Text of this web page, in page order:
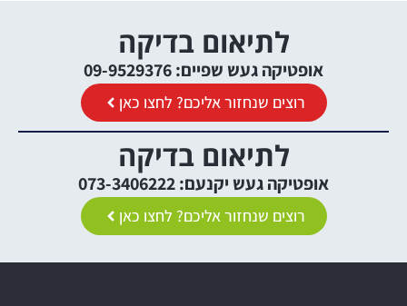
לתיאום בדיקה
אופטיקה געש שפיים: 09-9529376
רוצים שנחזור אליכם? לחצו כאן
לתיאום בדיקה
אופטיקה געש יקנעם: 073-3406222
רוצים שנחזור אליכם? לחצו כאן